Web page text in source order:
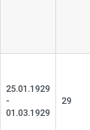
25.01.1929
-
01.03.1929
29